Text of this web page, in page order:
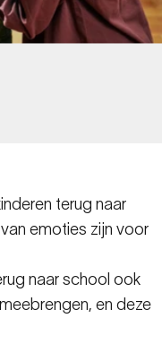
terug naar
emoties zijn voor
naar school ook
en deze